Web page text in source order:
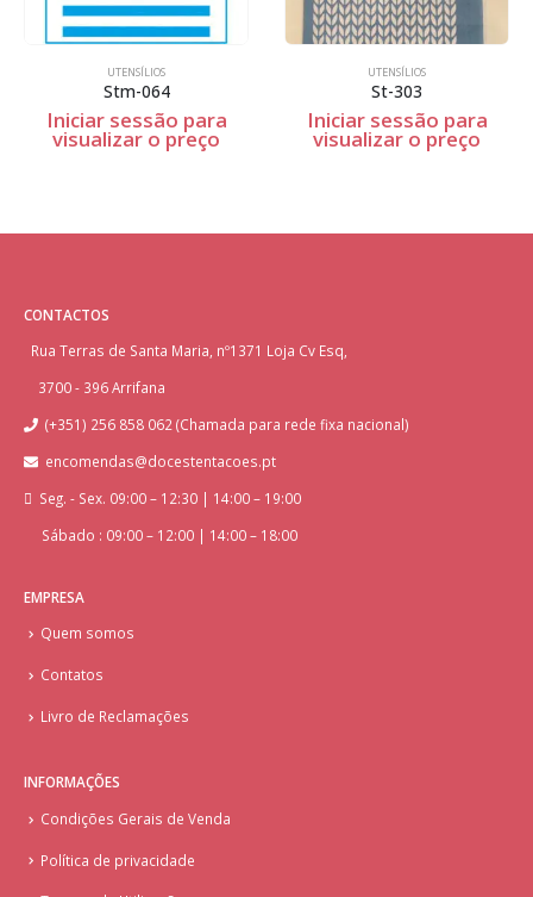
UTENSÍLIOS
Stm-064
Iniciar sessão para
visualizar o preço
UTENSÍLIOS
St-303
Iniciar sessão para
visualizar o preço
CONTACTOS
Rua Terras de Santa Maria, nº1371 Loja Cv Esq,
3700 - 396 Arrifana
(+351) 256 858 062 (Chamada para rede fixa nacional)
encomendas@docestentacoes.pt
Seg. - Sex. 09:00 – 12:30 | 14:00 – 19:00
Sábado : 09:00 – 12:00 | 14:00 – 18:00
EMPRESA
Quem somos
Contatos
Livro de Reclamações
INFORMAÇÕES
Condições Gerais de Venda
Política de privacidade